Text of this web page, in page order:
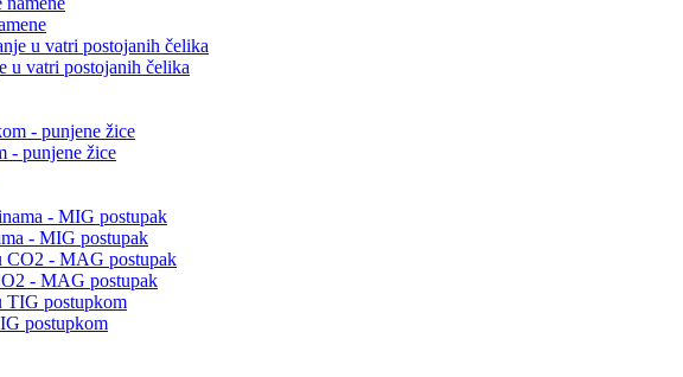
u vatri postojanih čelika
- punjene žice
- MIG postupak
- MAG postupak
postupkom